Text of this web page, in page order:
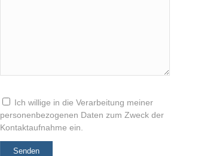
lasse
dieses
Feld
leer.
Ich willige in die Verarbeitung meiner
personenbezogenen Daten zum Zweck der
Kontaktaufnahme ein.